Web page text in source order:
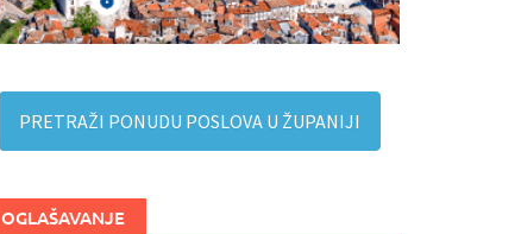
PRETRAŽI PONUDU POSLOVA U ŽUPANIJI
OGLAŠAVANJE